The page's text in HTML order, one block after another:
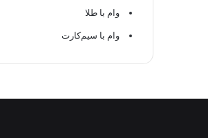
وام با طلا
وام با سیم‌کارت